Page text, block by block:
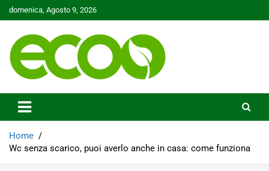
Skip
to
domenica, Agosto 9, 2026
Ecoo.it
Home
Wc senza scarico, puoi averlo anche in casa: come funziona